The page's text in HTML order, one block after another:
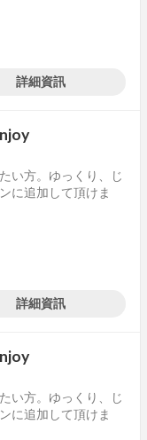
詳細資訊
い方。ゆっくり、じ
に追加して頂けま
詳細資訊
い方。ゆっくり、じ
に追加して頂けま